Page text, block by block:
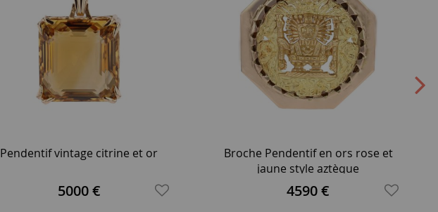
Pendentif vintage citrine et or
5000 €
Broche Pendentif en ors rose et
jaune style aztèque
4590 €